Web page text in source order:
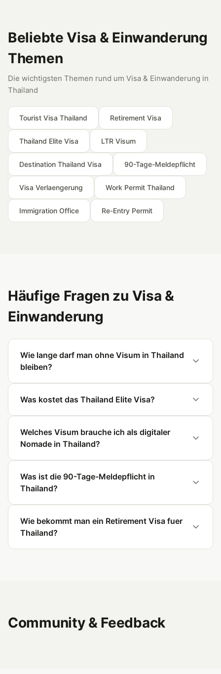
Beliebte Visa & Einwanderung
Themen
Die wichtigsten Themen rund um Visa & Einwanderung in
Thailand
Tourist Visa Thailand Retirement Visa
Thailand Elite Visa LTR Visum
Destination Thailand Visa 90-Tage-Meldepflicht
Visa Verlaengerung Work Permit Thailand
Immigration Office Re-Entry Permit
Häufige Fragen zu Visa &
Einwanderung
Wie lange darf man ohne Visum in Thailand
bleiben?
Was kostet das Thailand Elite Visa?
Welches Visum brauche ich als digitaler
Nomade in Thailand?
Was ist die 90-Tage-Meldepflicht in
Thailand?
Wie bekommt man ein Retirement Visa fuer
Thailand?
Community & Feedback